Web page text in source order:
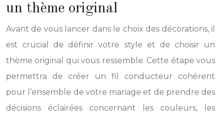
un thème original
Avant de vous lancer dans le choix des décorations, il
est crucial de définir votre style et de choisir un
thème original qui vous ressemble. Cette étape vous
permettra de créer un fil conducteur cohérent
pour l’ensemble de votre mariage et de prendre des
décisions éclairées concernant les couleurs, les